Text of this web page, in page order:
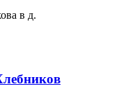
в д.